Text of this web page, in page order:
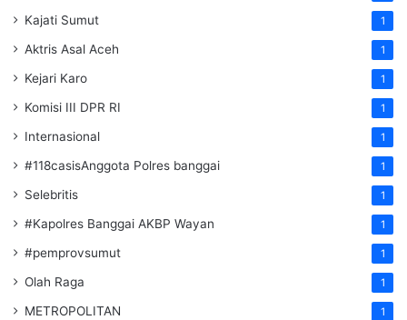
Kajati Sumut 1
Aktris Asal Aceh 1
Kejari Karo 1
Komisi III DPR RI 1
Internasional 1
#118casisAnggota Polres banggai 1
Selebritis 1
#Kapolres Banggai AKBP Wayan 1
#pemprovsumut 1
Olah Raga 1
METROPOLITAN 1